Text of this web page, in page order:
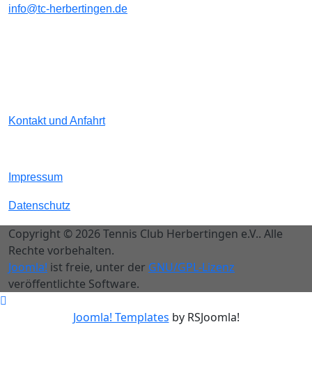
info@tc-herbertingen.de
Kontakt und Anfahrt
Impressum
Datenschutz
Copyright © 2026 Tennis Club Herbertingen e.V.. Alle
Rechte vorbehalten.
Joomla! ist freie, unter der GNU/GPL-Lizenz
veröffentlichte Software.
Joomla! Templates by RSJoomla!